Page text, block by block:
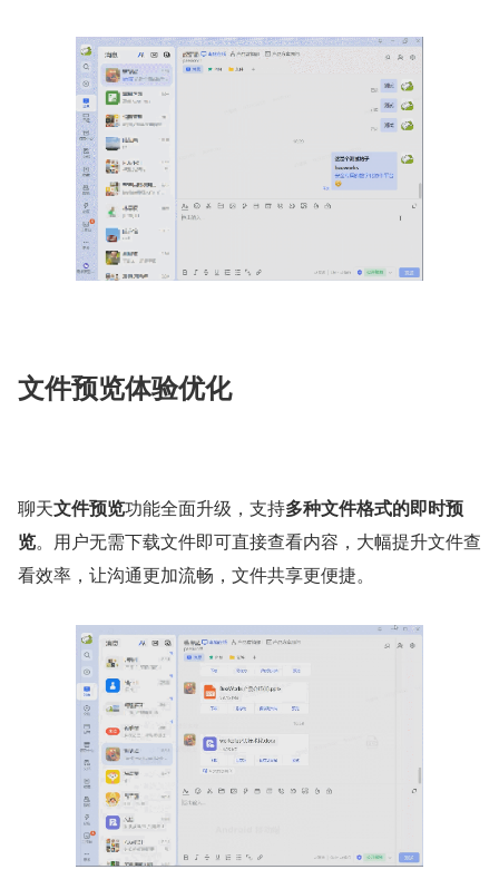
文件预览体验优化
聊天文件预览功能全面升级，支持多种文件格式的即时预
览。用户无需下载文件即可直接查看内容，大幅提升文件查
看效率，让沟通更加流畅，文件共享更便捷。